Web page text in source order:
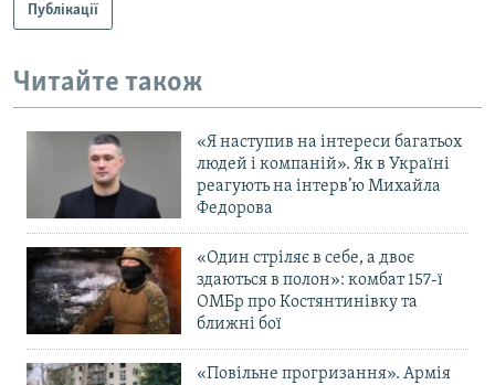
Публікації
Читайте також
«Я наступив на інтереси багатьох
людей і компаній». Як в Україні
реагують на інтерв’ю Михайла
Федорова
«Один стріляє в себе, а двоє
здаються в полон»: комбат 157-ї
ОМБр про Костянтинівку та
ближні бої
«Повільне прогризання». Армія